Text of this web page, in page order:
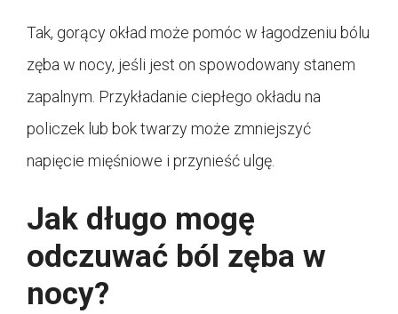
Tak, gorący okład może pomóc w łagodzeniu bólu
zęba w nocy, jeśli jest on spowodowany stanem
zapalnym. Przykładanie ciepłego okładu na
policzek lub bok twarzy może zmniejszyć
napięcie mięśniowe i przynieść ulgę.
Jak długo mogę
odczuwać ból zęba w
nocy?